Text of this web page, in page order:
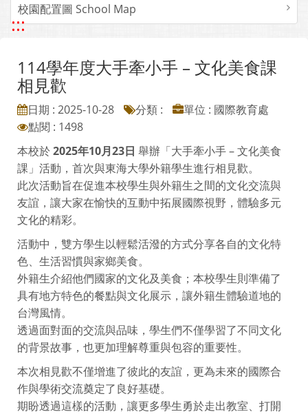
校園配置圖 School Map
:::
114學年度大手牽小手 – 文化美食課
相見歡
日期 : 2025-10-28 分類 :
單位 : 國際教育處
點閱 : 1498
本校於 2025年10月23日 舉辦「大手牽小手 – 文化美食
課」活動，首次與東海大學外籍學生進行相見歡。
此次活動旨在促進本校學生與外籍生之間的文化交流與
友誼，讓大家在愉快的互動中拓展國際視野，體驗多元
文化的精彩。
活動中，雙方學生以輕鬆活潑的方式分享各自的文化特
色、生活習慣與家鄉美食。
外籍生介紹他們國家的文化及美食；本校學生則準備了
具有地方特色的餐點與文化展示，讓外籍生體驗道地的
台灣風情。
透過面對面的交流與品味，學生們不僅學習了不同文化
的背景故事，也更加理解尊重與包容的重要性。
本次相見歡不僅增進了彼此的友誼，更為未來的國際合
作與學術交流奠定了良好基礎。
期盼透過這樣的活動，讓更多學生勇於走出教室、打開